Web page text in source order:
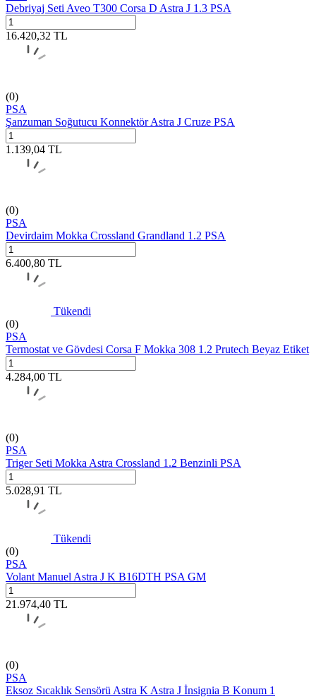
Debriyaj Seti Aveo T300 Corsa D Astra J 1.3 PSA
16.420,32 TL
(0)
PSA
Şanzuman Soğutucu Konnektör Astra J Cruze PSA
1.139,04 TL
(0)
PSA
Devirdaim Mokka Crossland Grandland 1.2 PSA
6.400,80 TL
Tükendi
(0)
PSA
Termostat ve Gövdesi Corsa F Mokka 308 1.2 Prutech Beyaz Etiket
4.284,00 TL
(0)
PSA
Triger Seti Mokka Astra Crossland 1.2 Benzinli PSA
5.028,91 TL
Tükendi
(0)
PSA
Volant Manuel Astra J K B16DTH PSA GM
21.974,40 TL
(0)
PSA
Eksoz Sıcaklık Sensörü Astra K Astra J İnsignia B Konum 1